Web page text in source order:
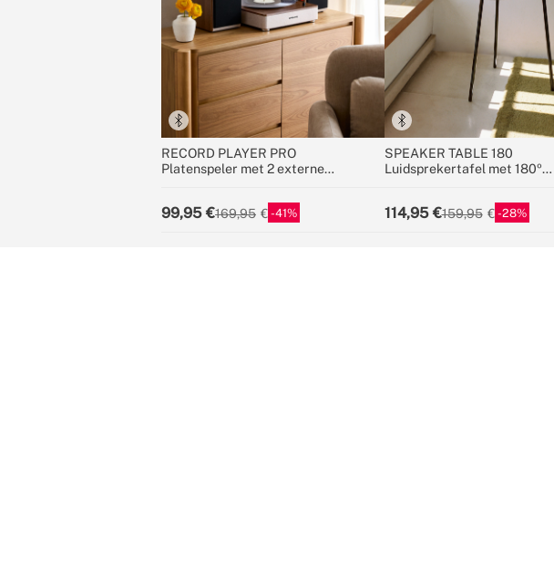
RECORD PLAYER PRO
Platenspeler met 2 externe
99,95 169,95 41
SPEAKER TABLE 180
Luidsprekertafel met 180º
114,95 159,95 28